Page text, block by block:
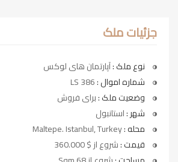
جزئیات ملک
نوع ملک :آپارتمان های لوکس
شماره اموال :
وضعیت ملک :برای فروش
شهر :استانبول
محله :Maltepe. Istanbul, Turkey
قیمت :شروع از $ 360.000